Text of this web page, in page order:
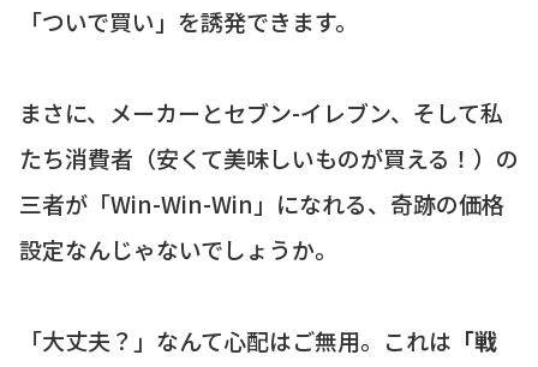
「ついで買い」を誘発できます。
まさに、メーカーとセブン-イレブン、そして私
たち消費者（安くて美味しいものが買える！）の
三者が「Win-Win-Win」になれる、奇跡の価格
設定なんじゃないでしょうか。
「大丈夫？」なんて心配はご無用。これは 「戦